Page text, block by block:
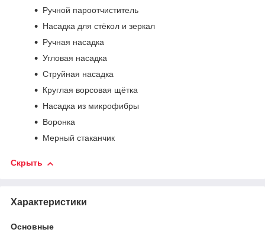
Ручной пароотчиститель
Насадка для стёкол и зеркал
Ручная насадка
Угловая насадка
Струйная насадка
Круглая ворсовая щётка
Насадка из микрофибры
Воронка
Мерный стаканчик
Скрыть
Характеристики
Основные